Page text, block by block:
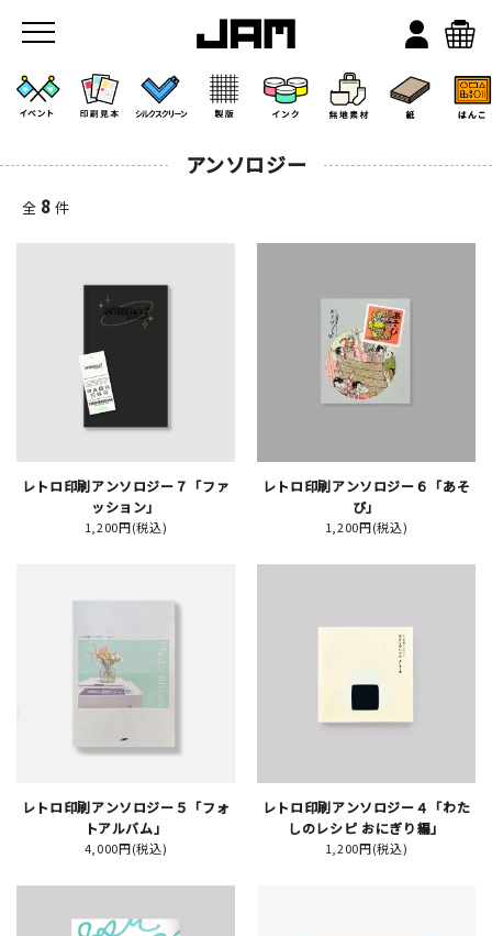
JAMのこと
印刷見本
シルクスクリーン
無地素材
はんこ
アンソロジー
全 8件
レトロ印刷アンソロジー７「ファ
ッション」
1,200円(税込)
レトロ印刷アンソロジー６「あそ
び」
1,200円(税込)
レトロ印刷アンソロジー５「フォ
トアルバム」
4,000円(税込)
レトロ印刷アンソロジー４「わた
しのレシピ おにぎり編」
1,200円(税込)